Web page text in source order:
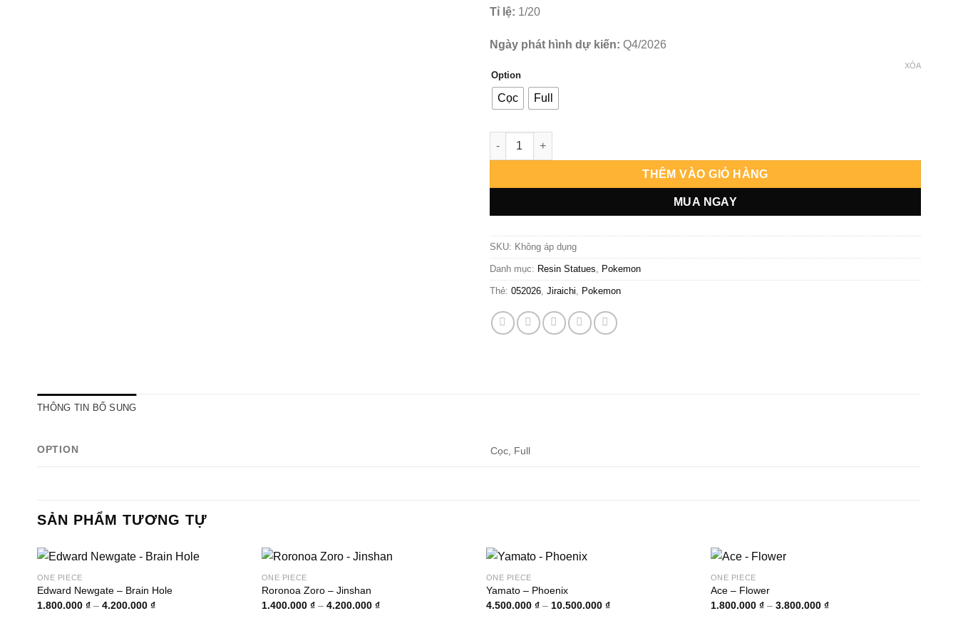
Tỉ lệ: 1/20
Ngày phát hình dự kiến: Q4/2026
Option
Cọc Full
XÓA
Pokemon - Jiraichi số lượng
THÊM VÀO GIỎ HÀNG
MUA NGAY
SKU: Không áp dụng
Danh mục: Resin Statues, Pokemon
Thẻ: 052026, Jiraichi, Pokemon
THÔNG TIN BỔ SUNG
OPTION Cọc, Full
SẢN PHẨM TƯƠNG TỰ
ONE PIECE
Edward Newgate – Brain Hole
1.800.000 ₫ – 4.200.000 ₫Khoảng
ONE PIECE
Roronoa Zoro – Jinshan
1.400.000 ₫ – 4.200.000 ₫Khoảng
ONE PIECE
Yamato – Phoenix
4.500.000 ₫ – 10.500.000 ₫Khoảng
ONE PIECE
Ace – Flower
1.800.000 ₫ – 3.800.000 ₫Khoảng